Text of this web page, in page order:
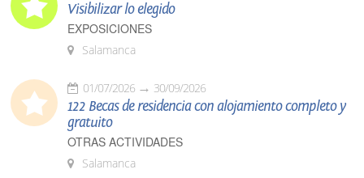
Visibilizar lo elegido
EXPOSICIONES
Salamanca
01/07/2026 30/09/2026
122 Becas de residencia con alojamiento completo y
gratuito
OTRAS ACTIVIDADES
Salamanca